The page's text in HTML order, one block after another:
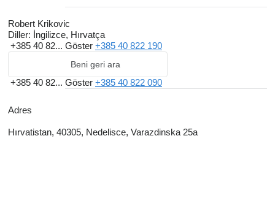
Robert Krikovic
Diller: İngilizce, Hırvatça
+385 40 82... Göster +385 40 822 190
Beni geri ara
+385 40 82... Göster +385 40 822 090
Adres
Hırvatistan, 40305, Nedelisce, Varazdinska 25a